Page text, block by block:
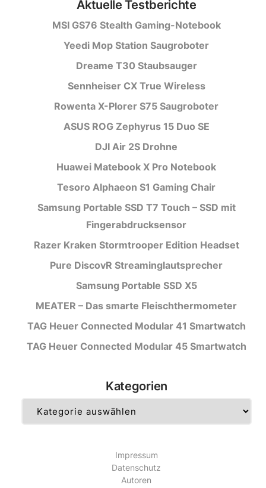
Aktuelle Testberichte
MSI GS76 Stealth Gaming-Notebook
Yeedi Mop Station Saugroboter
Dreame T30 Staubsauger
Sennheiser CX True Wireless
Rowenta X-Plorer S75 Saugroboter
ASUS ROG Zephyrus 15 Duo SE
DJI Air 2S Drohne
Huawei Matebook X Pro Notebook
Tesoro Alphaeon S1 Gaming Chair
Samsung Portable SSD T7 Touch – SSD mit
Fingerabdrucksensor
Razer Kraken Stormtrooper Edition Headset
Pure DiscovR Streaminglautsprecher
Samsung Portable SSD X5
MEATER – Das smarte Fleischthermometer
TAG Heuer Connected Modular 41 Smartwatch
TAG Heuer Connected Modular 45 Smartwatch
Kategorien
Impressum
Datenschutz
Autoren